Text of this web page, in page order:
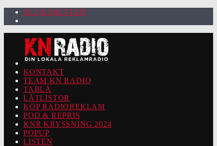
92.2 KARLSTAD
KONTAKT
TEAM KN RADIO
TABLÅ
LÅTLISTOR
KÖP RADIOREKLAM
POD & REPRIS
KNR KRYSSNING 2024
POPUP
LISTEN